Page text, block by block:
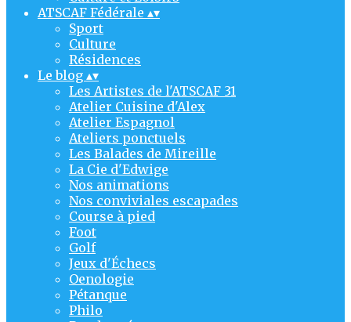
ATSCAF Fédérale ▴▾
Sport
Culture
Résidences
Le blog ▴▾
Les Artistes de l'ATSCAF 31
Atelier Cuisine d'Alex
Atelier Espagnol
Ateliers ponctuels
Les Balades de Mireille
La Cie d'Edwige
Nos animations
Nos conviviales escapades
Course à pied
Foot
Golf
Jeux d'Échecs
Oenologie
Pétanque
Philo